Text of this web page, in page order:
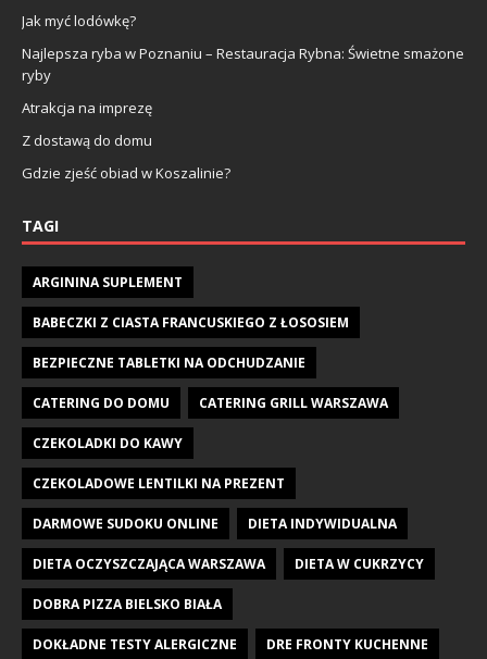
Jak myć lodówkę?
Najlepsza ryba w Poznaniu – Restauracja Rybna: Świetne smażone
ryby
Atrakcja na imprezę
Z dostawą do domu
Gdzie zjeść obiad w Koszalinie?
TAGI
ARGININA SUPLEMENT
BABECZKI Z CIASTA FRANCUSKIEGO Z ŁOSOSIEM
BEZPIECZNE TABLETKI NA ODCHUDZANIE
CATERING DO DOMU CATERING GRILL WARSZAWA
CZEKOLADKI DO KAWY
CZEKOLADOWE LENTILKI NA PREZENT
DARMOWE SUDOKU ONLINE DIETA INDYWIDUALNA
DIETA OCZYSZCZAJĄCA WARSZAWA DIETA W CUKRZYCY
DOBRA PIZZA BIELSKO BIAŁA
DOKŁADNE TESTY ALERGICZNE DRE FRONTY KUCHENNE